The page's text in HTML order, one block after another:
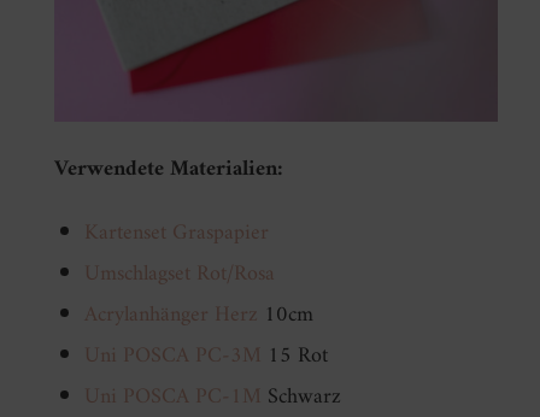
Verwendete Materialien:
Kartenset Graspapier
Umschlagset Rot/Rosa
Acrylanhänger Herz 10cm
Uni POSCA PC-3M 15 Rot
Uni POSCA PC-1M Schwarz